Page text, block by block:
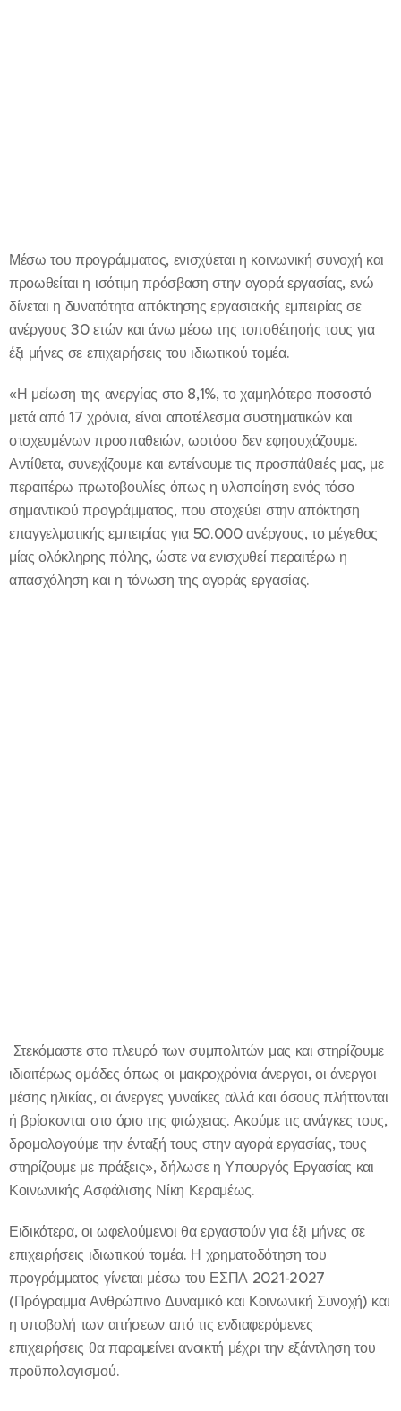
Μέσω του προγράμματος, ενισχύεται η κοινωνική συνοχή και
προωθείται η ισότιμη πρόσβαση στην αγορά εργασίας, ενώ
δίνεται η δυνατότητα απόκτησης εργασιακής εμπειρίας σε
ανέργους 30 ετών και άνω μέσω της τοποθέτησής τους για
έξι μήνες σε επιχειρήσεις του ιδιωτικού τομέα.
«Η μείωση της ανεργίας στο 8,1%, το χαμηλότερο ποσοστό
μετά από 17 χρόνια, είναι αποτέλεσμα συστηματικών και
στοχευμένων προσπαθειών, ωστόσο δεν εφησυχάζουμε.
Αντίθετα, συνεχίζουμε και εντείνουμε τις προσπάθειές μας, με
περαιτέρω πρωτοβουλίες όπως η υλοποίηση ενός τόσο
σημαντικού προγράμματος, που στοχεύει στην απόκτηση
επαγγελματικής εμπειρίας για 50.000 ανέργους, το μέγεθος
μίας ολόκληρης πόλης, ώστε να ενισχυθεί περαιτέρω η
απασχόληση και η τόνωση της αγοράς εργασίας.
Στεκόμαστε στο πλευρό των συμπολιτών μας και στηρίζουμε
ιδιαιτέρως ομάδες όπως οι μακροχρόνια άνεργοι, οι άνεργοι
μέσης ηλικίας, οι άνεργες γυναίκες αλλά και όσους πλήττονται
ή βρίσκονται στο όριο της φτώχειας. Ακούμε τις ανάγκες τους,
δρομολογούμε την ένταξή τους στην αγορά εργασίας, τους
στηρίζουμε με πράξεις», δήλωσε η Υπουργός Εργασίας και
Κοινωνικής Ασφάλισης Νίκη Κεραμέως.
Ειδικότερα, οι ωφελούμενοι θα εργαστούν για έξι μήνες σε
επιχειρήσεις ιδιωτικού τομέα. Η χρηματοδότηση του
προγράμματος γίνεται μέσω του ΕΣΠΑ 2021-2027
(Πρόγραμμα Ανθρώπινο Δυναμικό και Κοινωνική Συνοχή) και
η υποβολή των αιτήσεων από τις ενδιαφερόμενες
επιχειρήσεις θα παραμείνει ανοικτή μέχρι την εξάντληση του
προϋπολογισμού.